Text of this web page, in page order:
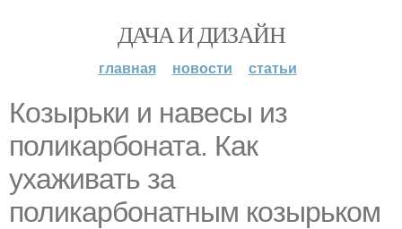
ДАЧА И ДИЗАЙН
главная новости статьи
Козырьки и навесы из
поликарбоната. Как
ухаживать за
поликарбонатным козырьком